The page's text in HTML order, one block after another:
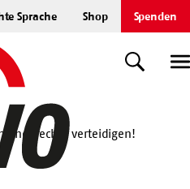
Sprache Shop Spenden
Suche
verteidigen!